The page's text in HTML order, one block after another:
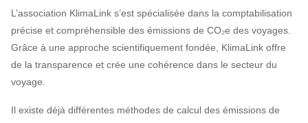
L’association KlimaLink s’est spécialisée dans la comptabilisation
précise et compréhensible des émissions de CO₂e des voyages.
Grâce à une approche scientifiquement fondée, KlimaLink offre
de la transparence et crée une cohérence dans le secteur du
voyage.
Il existe déjà différentes méthodes de calcul des émissions de